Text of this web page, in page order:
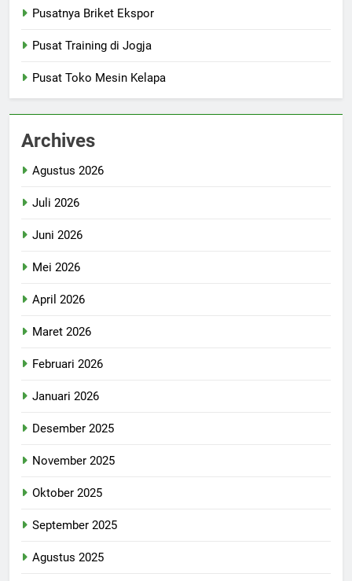
Pusatnya Briket Ekspor
Pusat Training di Jogja
Pusat Toko Mesin Kelapa
Archives
Agustus 2026
Juli 2026
Juni 2026
Mei 2026
April 2026
Maret 2026
Februari 2026
Januari 2026
Desember 2025
November 2025
Oktober 2025
September 2025
Agustus 2025